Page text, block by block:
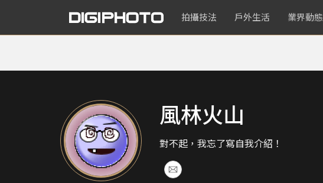
拍攝技法 戶外生活 業界動態
風林火山
對不起，我忘了寫自我介紹！